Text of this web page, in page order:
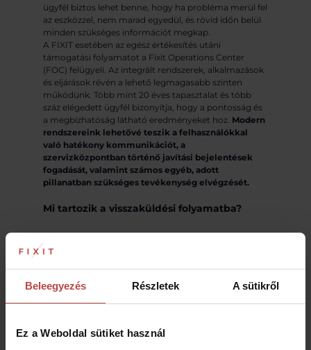
Beleegyezés Részletek A sütikről
Ez a Weboldal sütiket használ
ügyfél biztos lehet benne, hogy ha probléma merül fel
az eszközzel, nem marad egyedül, és rövid időn belül
minden szükséges információt megkap.
A FIXIT esetében az egész értékesítés utáni
támogatási folyamatot a Fixit Operations Center
(FOC) felügyeli. Az integrált rendszerek, alkalmazások
és eljárások révén a lehető legmagasabb szinten
működünk. Több mint 20 éves tapasztalat és több
száz elégedett ügyfél bizonyítja, hogy a pontosság és
a megbízhatóság látható eredményeket hoz. Modern
rendszereink lehetővé teszik a felhasználókkal
való hatékony kommunikációt, a
szervizközpontban történő javítási bejelentések
fogadását, valamint számos egyéb, adott
pillanatban szükséges tevékenység elvégzését.
Mi tartozik a visszaküldési folyamatba?
megbízások fogadásának és feldolgozásának
folyamata nagyon világos, intuitív és ami a
legfontosabb – biztonságos a felhasználók számára. A
folyamat több szakaszból áll.
A felhasználó lépésről lépésre vezeti be jelentését a